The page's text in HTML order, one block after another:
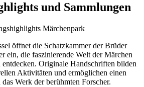
und Sammlungen
öffnet die Schatzkammer der Brüder
ein, die faszinierende Welt der Märchen
Originale Handschriften bilden
Aktivitäten und ermöglichen einen
Werk der berühmten Forscher.